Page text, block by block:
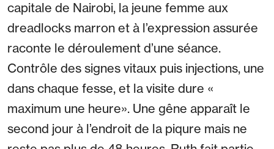
capitale de Nairobi, la jeune femme aux
dreadlocks marron et à l’expression assurée
raconte le déroulement d’une séance.
Contrôle des signes vitaux puis injections, une
dans chaque fesse, et la visite dure «
maximum une heure». Une gêne apparaît le
second jour à l’endroit de la piqure mais ne